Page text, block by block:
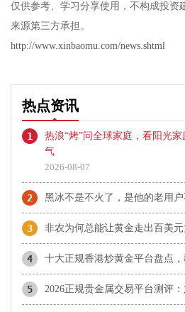
仅供参考、学习分享使用，不构成投资
来源第三方承担。
http://www.xinbaomu.com/news.shtml
热点资讯
1
热浪“烤”问全球家庭，看阳光
气
2026-08-07
2 黑冰不是不火了，是他的老用
3
4 十大正规香港炒黄金平台盘点
5